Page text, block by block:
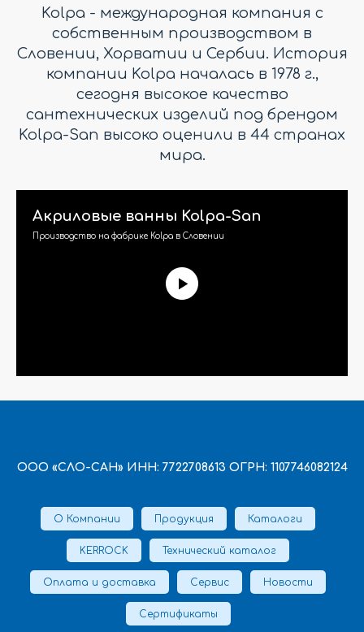
Kolpa - международная компания с
собственным производством в
Словении, Хорватии и Сербии. История
компании Kolpa началась в 1978 г.,
сегодня высокое качество
сантехнических изделий под брендом
Kolpa-San высоко оценили в 44 странах
мира.
Акриловые ванны Kolpa-San
Производство на фабрике Kolpa в Словении
ООО «СЛО-САН» ИНН: 7722708613 ОГРН: 1107746082124
О Компании Продукция Каталоги
KERROCK Технический каталог
Оплата и доставка Сервис Новости
Сертификаты